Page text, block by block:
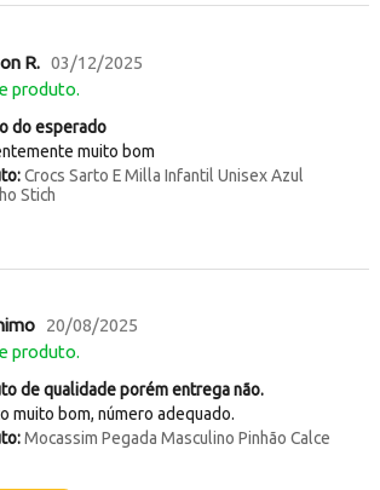
R. 03/12/2025
produto.
do esperado
muito bom
Crocs Sarto E Milla Infantil Unisex Azul
Stich
20/08/2025
produto.
de qualidade porém entrega não.
muito bom, número adequado.
Mocassim Pegada Masculino Pinhão Calce